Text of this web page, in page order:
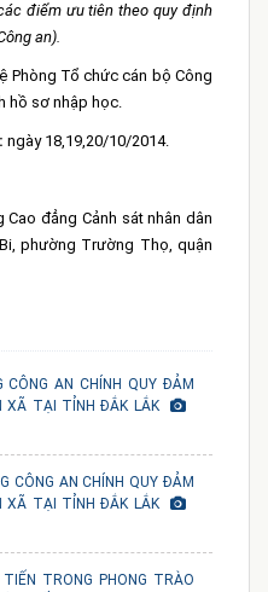
điểm ưu tiên theo quy định
an).
Phòng Tổ chức cán bộ Công
hồ sơ nhập học.
ngày 18,19,20/10/2014.
Cao đẳng Cảnh sát nhân dân
phường Trường Thọ, quận
CÔNG AN CHÍNH QUY ĐẢM
XÃ TẠI TỈNH ĐẮK LẮK
CÔNG AN CHÍNH QUY ĐẢM
XÃ TẠI TỈNH ĐẮK LẮK
TRONG PHONG TRÀO